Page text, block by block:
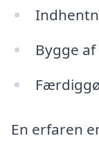
Bygge
En erfaren